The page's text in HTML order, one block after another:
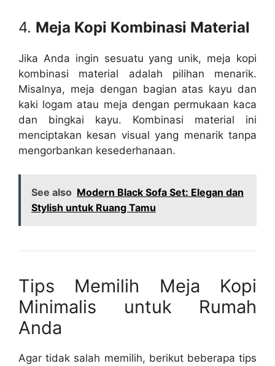
4. Meja Kopi Kombinasi Material
Jika Anda ingin sesuatu yang unik, meja kopi
kombinasi material adalah pilihan menarik.
Misalnya, meja dengan bagian atas kayu dan
kaki logam atau meja dengan permukaan kaca
dan bingkai kayu. Kombinasi material ini
menciptakan kesan visual yang menarik tanpa
mengorbankan kesederhanaan.
See also Modern Black Sofa Set: Elegan dan
Stylish untuk Ruang Tamu
Tips Memilih Meja Kopi
Minimalis untuk Rumah
Anda
Agar tidak salah memilih, berikut beberapa tips